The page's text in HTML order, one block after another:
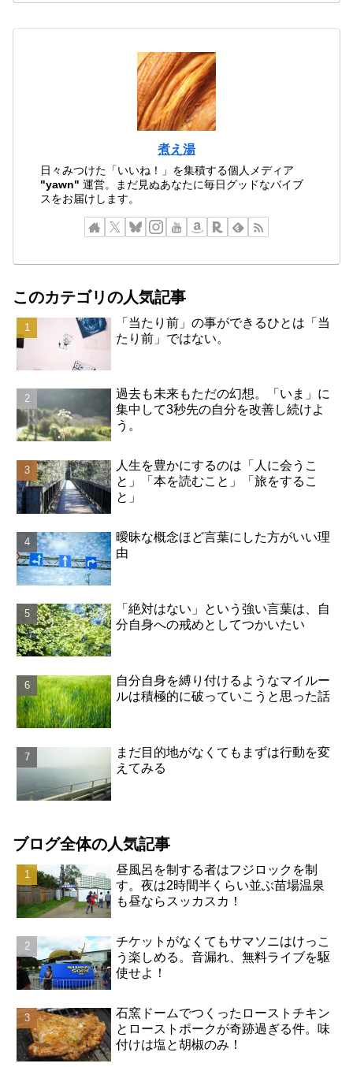
煮え湯
日々みつけた「いいね！」を集積する個人メディア
"yawn" 運営。まだ見ぬあなたに毎日グッドなバイブ
スをお届けします。
このカテゴリの人気記事
「当たり前」の事ができるひとは「当
たり前」ではない。
過去も未来もただの幻想。「いま」に
集中して3秒先の自分を改善し続けよ
う。
人生を豊かにするのは「人に会うこ
と」「本を読むこと」「旅をするこ
と」
曖昧な概念ほど言葉にした方がいい理
由
「絶対はない」という強い言葉は、自
分自身への戒めとしてつかいたい
自分自身を縛り付けるようなマイルー
ルは積極的に破っていこうと思った話
まだ目的地がなくてもまずは行動を変
えてみる
ブログ全体の人気記事
昼風呂を制する者はフジロックを制
す。夜は2時間半くらい並ぶ苗場温泉
も昼ならスッカスカ！
チケットがなくてもサマソニはけっこ
う楽しめる。音漏れ、無料ライブを駆
使せよ！
石窯ドームでつくったローストチキン
とローストポークが奇跡過ぎる件。味
付けは塩と胡椒のみ！